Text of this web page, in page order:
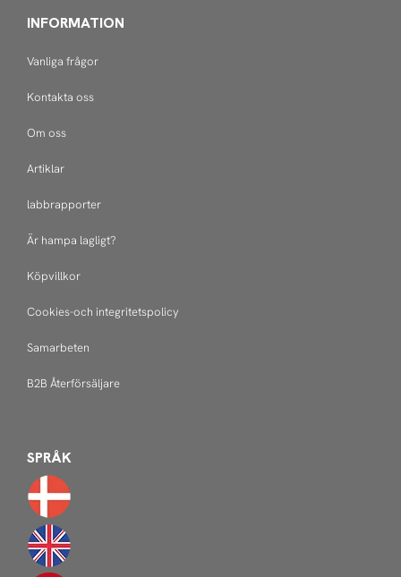
INFORMATION
Vanliga frågor
Kontakta oss
Om oss
Artiklar
labbrapporter
Är hampa lagligt?
Köpvillkor
Cookies-och integritetspolicy
Samarbeten
B2B Återförsäljare
SPRÅK